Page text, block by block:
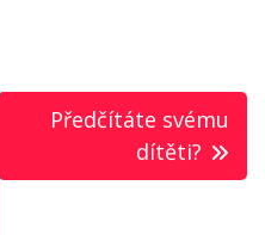
Předčítáte svému
dítěti?